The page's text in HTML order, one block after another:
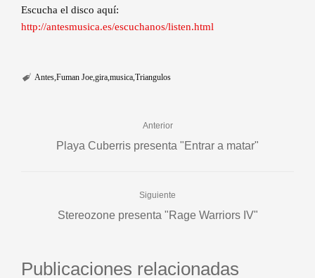
Escucha el disco aquí:
http://antesmusica.es/escuchanos/listen.html
Antes Fuman Joe gira musica Triangulos
Anterior
Playa Cuberris presenta "Entrar a matar"
Siguiente
Stereozone presenta "Rage Warriors IV"
Publicaciones relacionadas